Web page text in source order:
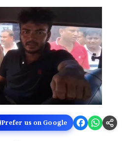
Prefer us on Google